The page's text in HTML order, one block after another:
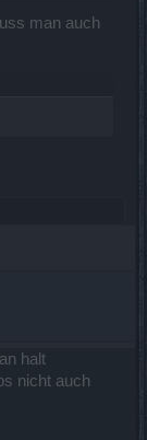
man auch
halt
nicht auch